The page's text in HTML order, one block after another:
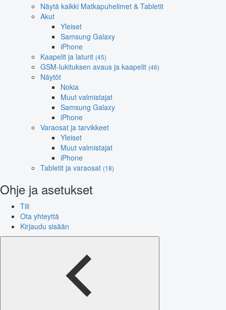
Näytä kaikki Matkapuhelimet & Tabletit
Akut
Yleiset
Samsung Galaxy
iPhone
Kaapelit ja laturit (45)
GSM-lukituksen avaus ja kaapelit (46)
Näytöt
Nokia
Muut valmistajat
Samsung Galaxy
iPhone
Varaosat ja tarvikkeet
Yleiset
Muut valmistajat
iPhone
Tabletit ja varaosat (18)
Ohje ja asetukset
Tili
Ota yhteyttä
Kirjaudu sisään